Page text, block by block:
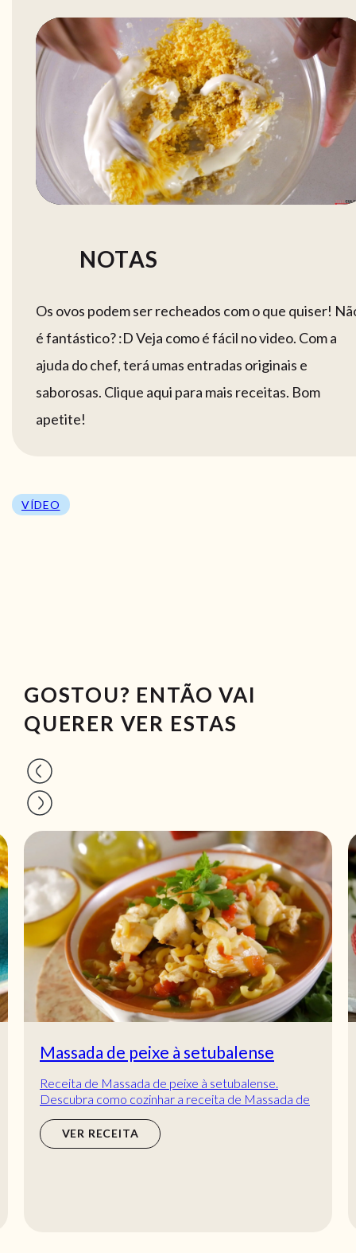
NOTAS
Os ovos podem ser recheados com o que quiser!
é fantástico? :D Veja como é fácil no video. Com a
ajuda do chef, terá umas entradas originais e
saborosas. Clique aqui para mais receitas. Bom
apetite!
VÍDEO
GOSTOU? ENTÃO VAI
QUERER VER ESTAS
Massada de peixe à setubalense
Receita de Massada de peixe à setubalense.
Descubra como cozinhar a receita de Massada de
VER RECEITA